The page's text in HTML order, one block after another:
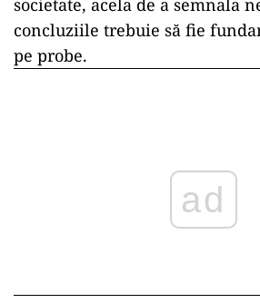
societate, acela de a semnala
concluziile trebuie să fie
pe probe.
ad